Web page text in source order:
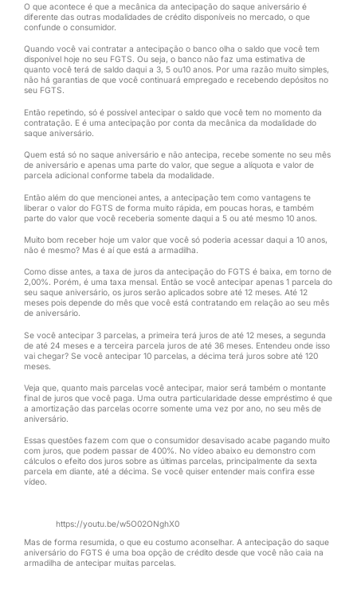
O que acontece é que a mecânica da antecipação do saque aniversário é
diferente das outras modalidades de crédito disponíveis no mercado, o que
confunde o consumidor.
Quando você vai contratar a antecipação o banco olha o saldo que você tem
disponível hoje no seu FGTS. Ou seja, o banco não faz uma estimativa de
quanto você terá de saldo daqui a 3, 5 ou10 anos. Por uma razão muito simples,
não há garantias de que você continuará empregado e recebendo depósitos no
seu FGTS.
Então repetindo, só é possível antecipar o saldo que você tem no momento da
contratação. E é uma antecipação por conta da mecânica da modalidade do
saque aniversário.
Quem está só no saque aniversário e não antecipa, recebe somente no seu mês
de aniversário e apenas uma parte do valor, que segue a alíquota e valor de
parcela adicional conforme tabela da modalidade.
Então além do que mencionei antes, a antecipação tem como vantagens te
liberar o valor do FGTS de forma muito rápida, em poucas horas, e também
parte do valor que você receberia somente daqui a 5 ou até mesmo 10 anos.
Muito bom receber hoje um valor que você só poderia acessar daqui a 10 anos,
não é mesmo? Mas é aí que está a armadilha.
Como disse antes, a taxa de juros da antecipação do FGTS é baixa, em torno de
2,00%. Porém, é uma taxa mensal. Então se você antecipar apenas 1 parcela do
seu saque aniversário, os juros serão aplicados sobre até 12 meses. Até 12
meses pois depende do mês que você está contratando em relação ao seu mês
de aniversário.
Se você antecipar 3 parcelas, a primeira terá juros de até 12 meses, a segunda
de até 24 meses e a terceira parcela juros de até 36 meses. Entendeu onde isso
vai chegar? Se você antecipar 10 parcelas, a décima terá juros sobre até 120
meses.
Veja que, quanto mais parcelas você antecipar, maior será também o montante
final de juros que você paga. Uma outra particularidade desse empréstimo é que
a amortização das parcelas ocorre somente uma vez por ano, no seu mês de
aniversário.
Essas questões fazem com que o consumidor desavisado acabe pagando muito
com juros, que podem passar de 400%. No vídeo abaixo eu demonstro com
cálculos o efeito dos juros sobre as últimas parcelas, principalmente da sexta
parcela em diante, até a décima. Se você quiser entender mais confira esse
vídeo.
https://youtu.be/w5O02ONghX0
Mas de forma resumida, o que eu costumo aconselhar. A antecipação do saque
aniversário do FGTS é uma boa opção de crédito desde que você não caia na
armadilha de antecipar muitas parcelas.